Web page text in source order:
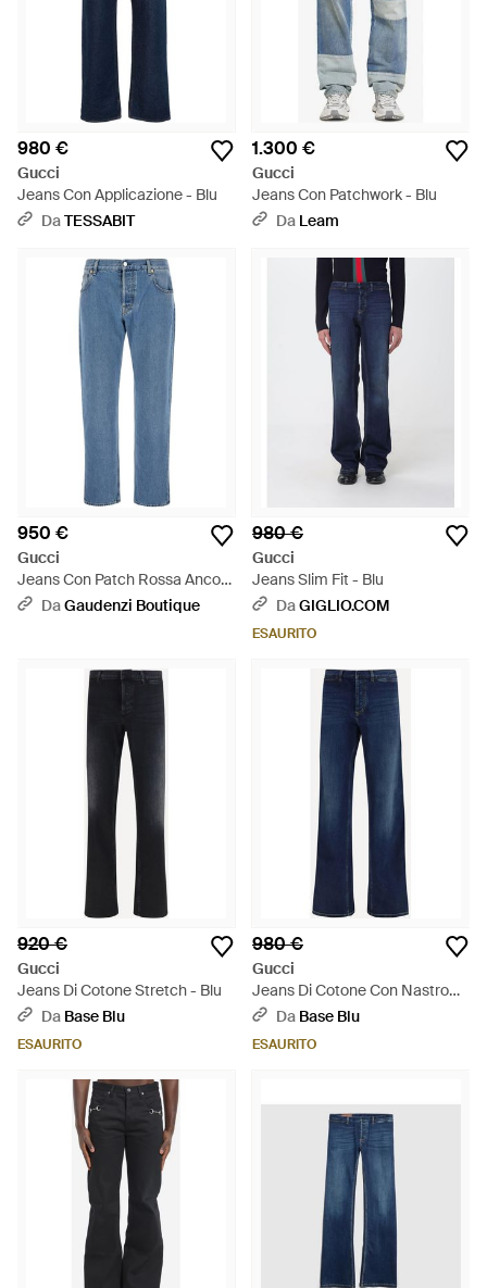
980 €
Gucci
Jeans Con Applicazione - Blu
DaTESSABIT
1.300 €
Gucci
Jeans Con Patchwork - Blu
Da Leam
950 €
Gucci
Jeans Con Patch Rossa Ancora
- BluDaGaudenzi Boutique
980 €
Gucci
Jeans Slim Fit - Blu
DaGIGLIO.COM
ESAURITO
920 €
Gucci
Jeans Di Cotone Stretch - Blu
Da Base Blu
ESAURITO
980 €
Gucci
Jeans Di Cotone Con Nastro
Web - Blu
Da Base Blu
ESAURITO